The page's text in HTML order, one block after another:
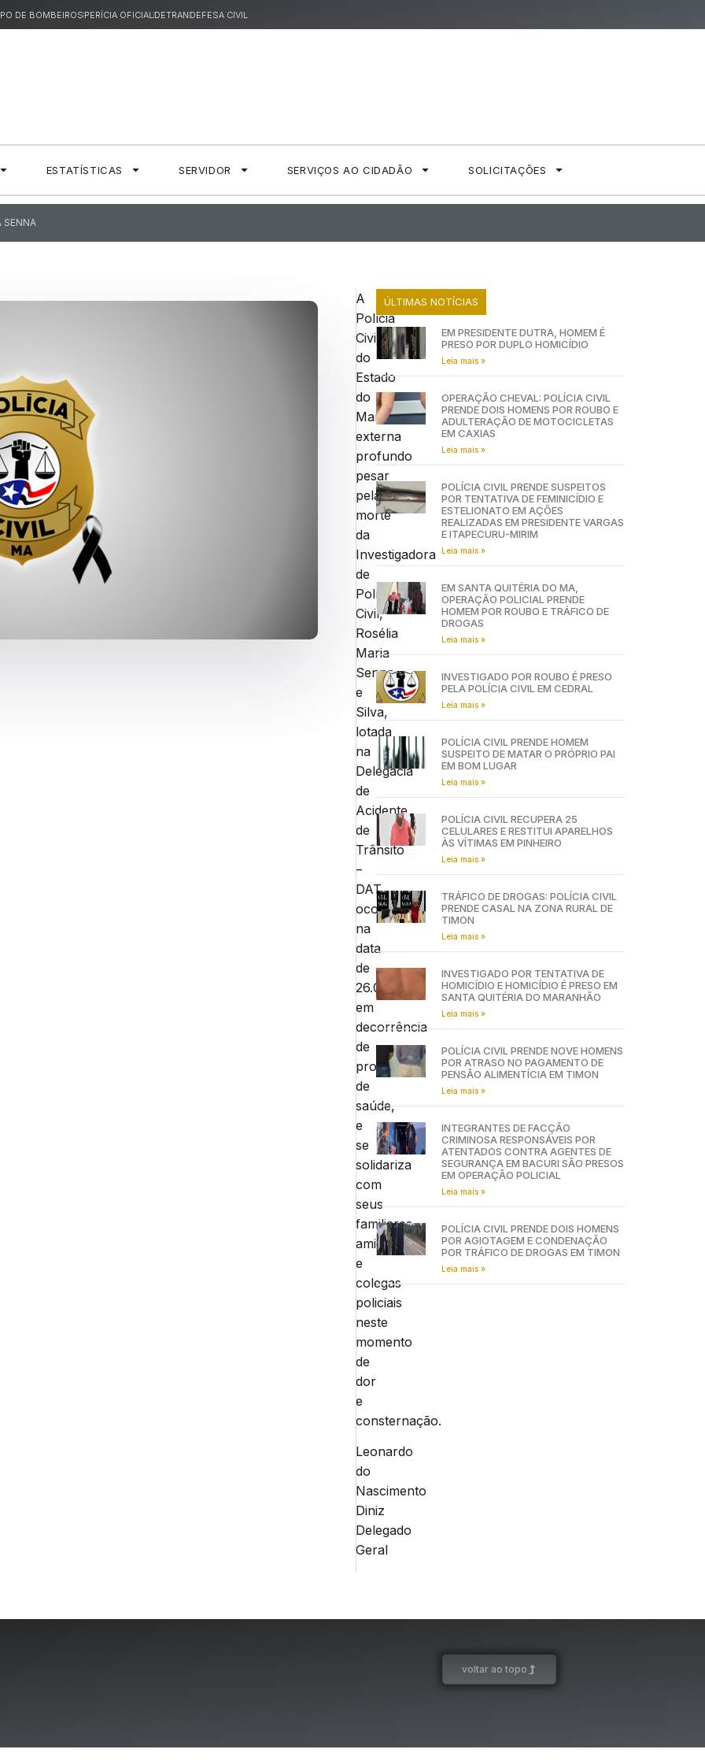
DE BOMBEIROSPERÍCIA OFICIALDETRANDEFESA CIVIL
ESTATÍSTICAS SERVIDOR SERVIÇOS AO CIDADÃO SOLICITAÇÕES
SENNA
A
Polícia
Civil
do
Estado
do
Maranhão
externa
profundo
pesar
pela
morte
da
Investigadora
de
Polícia
Civil,
Rosélia
Maria
Senna
e
Silva,
lotada
na
Delegacia
de
Acidente
de
Trânsito
–
DAT,
ocorrida
na
data
de
26.01.2020,
em
decorrência
de
problemas
de
saúde,
e
se
solidariza
com
seus
familiares,
amigos
e
colegas
policiais
neste
momento
de
dor
e
consternação.
Leonardo
do
Nascimento
Diniz
Delegado
Geral
ÚLTIMAS NOTÍCIAS
EM PRESIDENTE DUTRA, HOMEM É
PRESO POR DUPLO HOMICÍDIO
Leia mais »
OPERAÇÃO CHEVAL: POLÍCIA CIVIL
PRENDE DOIS HOMENS POR ROUBO E
ADULTERAÇÃO DE MOTOCICLETAS
EM CAXIAS
Leia mais »
POLÍCIA CIVIL PRENDE SUSPEITOS
POR TENTATIVA DE FEMINICÍDIO E
ESTELIONATO EM AÇÕES
REALIZADAS EM PRESIDENTE VARGAS
E ITAPECURU-MIRIM
Leia mais »
EM SANTA QUITÉRIA DO MA,
OPERAÇÃO POLICIAL PRENDE
HOMEM POR ROUBO E TRÁFICO DE
DROGAS
Leia mais »
INVESTIGADO POR ROUBO É PRESO
PELA POLÍCIA CIVIL EM CEDRAL
Leia mais »
POLÍCIA CIVIL PRENDE HOMEM
SUSPEITO DE MATAR O PRÓPRIO PAI
EM BOM LUGAR
Leia mais »
POLÍCIA CIVIL RECUPERA 25
CELULARES E RESTITUI APARELHOS
ÀS VÍTIMAS EM PINHEIRO
Leia mais »
TRÁFICO DE DROGAS: POLÍCIA CIVIL
PRENDE CASAL NA ZONA RURAL DE
TIMON
Leia mais »
INVESTIGADO POR TENTATIVA DE
HOMICÍDIO E HOMICÍDIO É PRESO EM
SANTA QUITÉRIA DO MARANHÃO
Leia mais »
POLÍCIA CIVIL PRENDE NOVE HOMENS
POR ATRASO NO PAGAMENTO DE
PENSÃO ALIMENTÍCIA EM TIMON
Leia mais »
INTEGRANTES DE FACÇÃO
CRIMINOSA RESPONSÁVEIS POR
ATENTADOS CONTRA AGENTES DE
SEGURANÇA EM BACURI SÃO PRESOS
EM OPERAÇÃO POLICIAL
Leia mais »
POLÍCIA CIVIL PRENDE DOIS HOMENS
POR AGIOTAGEM E CONDENAÇÃO
POR TRÁFICO DE DROGAS EM TIMON
Leia mais »
voltar ao topo